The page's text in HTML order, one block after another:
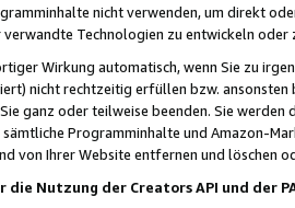
nicht verwenden, um direkt
verwandte Technologien zu entwickeln
Wirkung automatisch, wenn Sie zu
nicht rechtzeitig erfüllen bzw. ansonsten
ganz oder teilweise beenden. Sie werden
Programminhalte und Amazon-
von Ihrer Website entfernen und löschen
die Nutzung der Creators API und der